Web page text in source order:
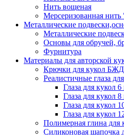
Нить вощеная
Мерсеризованная
Металлические
Металлические
Основы для обручей,
Фурнитура
Материалы для авторской
Крючки для кукол БЖД
Реалистичные глаза
Глаза для кукол
Глаза для кукол
Глаза для кукол
Глаза для кукол
Полимерная глина для
Силиконовая шапочка